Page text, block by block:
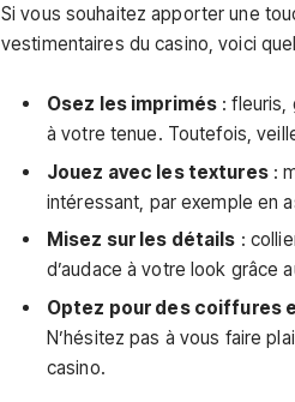
Si vous souhaitez apporter une
vestimentaires du casino, voici
Osez les imprimés : fleuris,
à votre tenue. Toutefois,
Jouez avec les textures:
intéressant, par exemple en
Misez sur les détails :
d’audace à votre look grâce
Optez pour des coiffures
N’hésitez pas à vous faire
casino.